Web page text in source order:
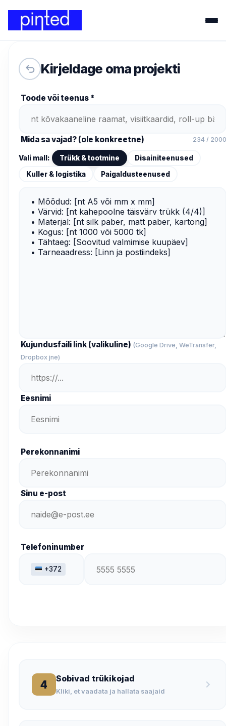
Kirjeldage oma projekti
Toode või teenus *
Mida sa vajad? (ole konkreetne) 234 / 2000
Vali mall: Trükk & tootmine
Disainiteenused
Kuller & logistika
Paigaldusteenused
Kujundusfaili link (valikuline) (Google Drive, WeTransfer,
Dropbox jne)
Eesnimi
Perekonnanimi
Sinu e-post
Telefoninumber
+372
4 Sobivad trükikojad
Kliki, et vaadata ja hallata saajaid